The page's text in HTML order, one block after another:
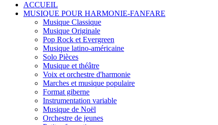
ACCUEIL
MUSIQUE POUR HARMONIE-FANFARE
Musique Classique
Musique Originale
Pop Rock et Evergreen
Musique latino-américaine
Solo Pièces
Musique et théâtre
Voix et orchestre d'harmonie
Marches et musique populaire
Format giberne
Instrumentation variable
Musique de Noël
Orchestre de jeunes